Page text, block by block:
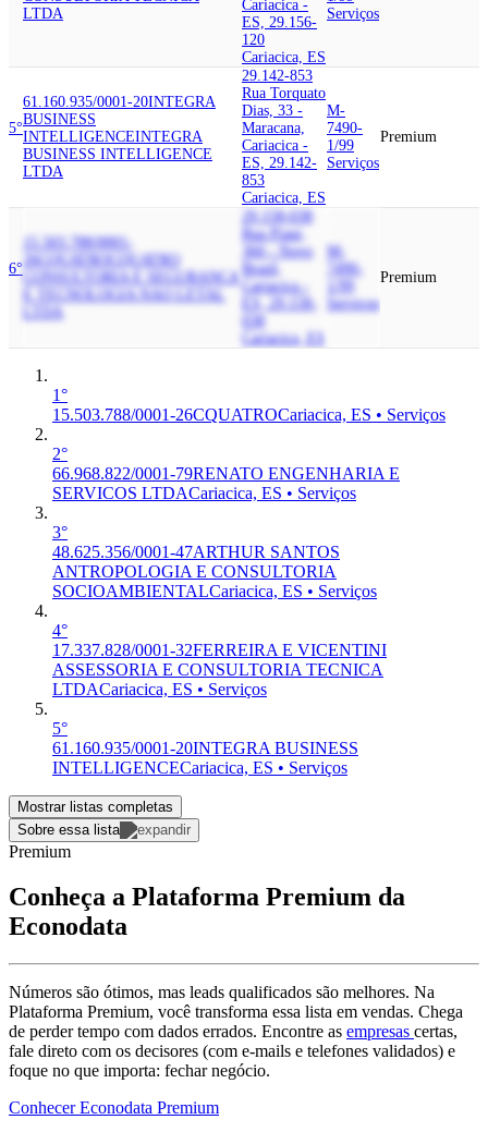
LTDA
Cariacica -
ES, 29.156-
120
Cariacica, ES
Serviços
5°
61.160.935/0001-20INTEGRA
BUSINESS
INTELLIGENCEINTEGRA
BUSINESS INTELLIGENCE
LTDA
29.142-853
Rua Torquato
Dias, 33 -
Maracana,
Cariacica -
ES, 29.142-
853
Cariacica, ES
M-
7490-
1/99
Serviços
Premium
6°
15.503.788/0001-
26CQUATRO
CQUATRO
CONSULTORIA E SEGURANCA
E TECNOLOGIA NAO LETAL
LTDA
29.158-038
Rua Piaui,
360 - Novo
Brasil,
Cariacica -
ES, 29.158-
038
Cariacica, ES
M-
7490-
Serviços
Premium
1°
15.503.788/0001-26CQUATROCariacica, ES • Serviços
2°
66.968.822/0001-79RENATO ENGENHARIA E
SERVICOS LTDACariacica, ES • Serviços
3°
48.625.356/0001-47ARTHUR SANTOS
ANTROPOLOGIA E CONSULTORIA
SOCIOAMBIENTALCariacica, ES • Serviços
4°
17.337.828/0001-32FERREIRA E VICENTINI
ASSESSORIA E CONSULTORIA TECNICA
LTDACariacica, ES • Serviços
5°
61.160.935/0001-20INTEGRA BUSINESS
INTELLIGENCECariacica, ES • Serviços
Mostrar listas completas
Sobre essa lista
Premium
Conheça a Plataforma Premium da
Econodata
Números são ótimos, mas leads qualificados são melhores. Na
Plataforma Premium, você transforma essa lista em vendas. Chega
de perder tempo com dados errados. Encontre as empresas certas,
fale direto com os decisores (com e-mails e telefones validados) e
foque no que importa: fechar negócio.
Conhecer Econodata Premium